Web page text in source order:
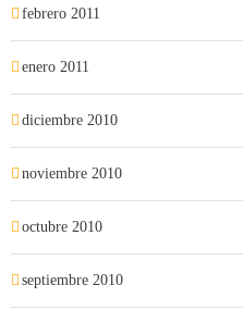
febrero 2011
enero 2011
diciembre 2010
noviembre 2010
octubre 2010
septiembre 2010